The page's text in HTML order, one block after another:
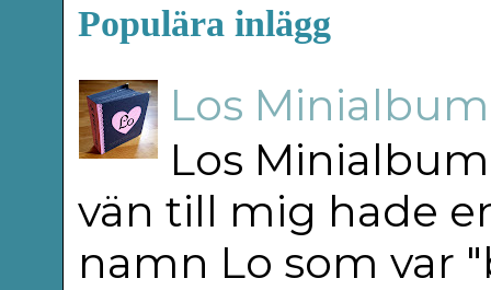
Populära inlägg
Los
Los
vän till mig hade
namn Lo som var